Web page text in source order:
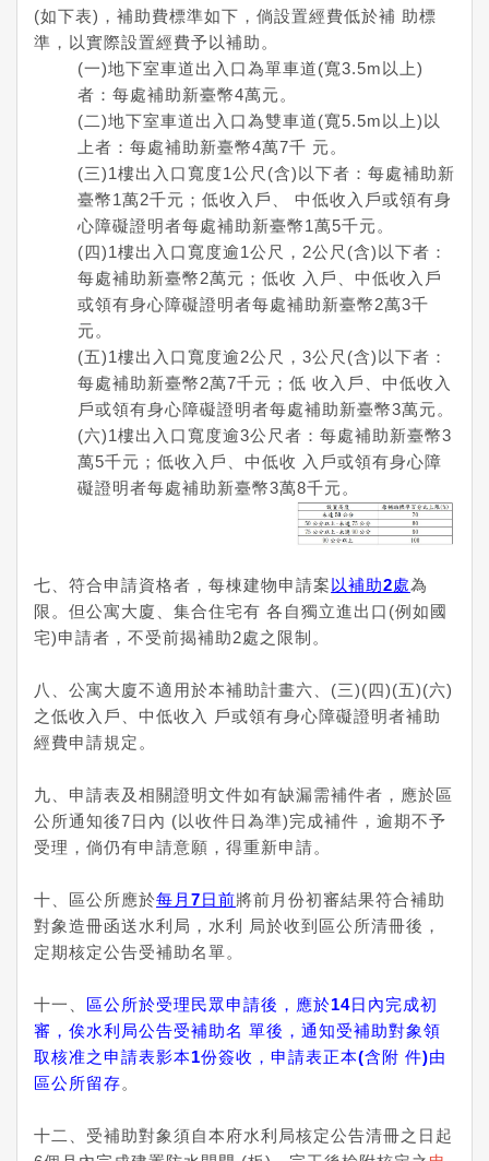
(如下表)，補助費標準如下，倘設置經費低於補 助標
準，以實際設置經費予以補助。
(一)地下室車道出入口為單車道(寬3.5m以上)
者：每處補助新臺幣4萬元。
(二)地下室車道出入口為雙車道(寬5.5m以上)以
上者：每處補助新臺幣4萬7千 元。
(三)1樓出入口寬度1公尺(含)以下者：每處補助新
臺幣1萬2千元；低收入戶、 中低收入戶或領有身
心障礙證明者每處補助新臺幣1萬5千元。
(四)1樓出入口寬度逾1公尺，2公尺(含)以下者：
每處補助新臺幣2萬元；低收 入戶、中低收入戶
或領有身心障礙證明者每處補助新臺幣2萬3千
元。
(五)1樓出入口寬度逾2公尺，3公尺(含)以下者：
每處補助新臺幣2萬7千元；低 收入戶、中低收入
戶或領有身心障礙證明者每處補助新臺幣3萬元。
(六)1樓出入口寬度逾3公尺者：每處補助新臺幣3
萬5千元；低收入戶、中低收 入戶或領有身心障
礙證明者每處補助新臺幣3萬8千元。
七、符合申請資格者，每棟建物申請案 以補助2處為
限。但公寓大廈、集合住宅有 各自獨立進出口(例如國
宅)申請者，不受前揭補助2處之限制。
八、公寓大廈不適用於本補助計畫六、(三)(四)(五)(六)
之低收入戶、中低收入 戶或領有身心障礙證明者補助
經費申請規定。
九、申請表及相關證明文件如有缺漏需補件者，應於區
公所通知後7日內 (以收件日為準)完成補件，逾期不予
受理，倘仍有申請意願，得重新申請。
十、區公所應於每月7日前將前月份初審結果符合補助
對象造冊函送水利局，水利 局於收到區公所清冊後，
定期核定公告受補助名單。
十一、 區公所於受理民眾申請後，應於14日內完成初
審，俟水利局公告受補助名 單後，通知受補助對象領
取核准之申請表影本1份簽收，申請表正本(含附 件)由
區公所留存。
十二、受補助對象須自本府水利局核定公告清冊之日起